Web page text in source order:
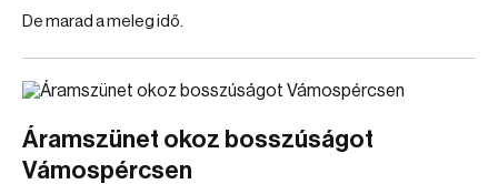
De marad a meleg idő.
Áramszünet okoz bosszúságot
Vámospércsen